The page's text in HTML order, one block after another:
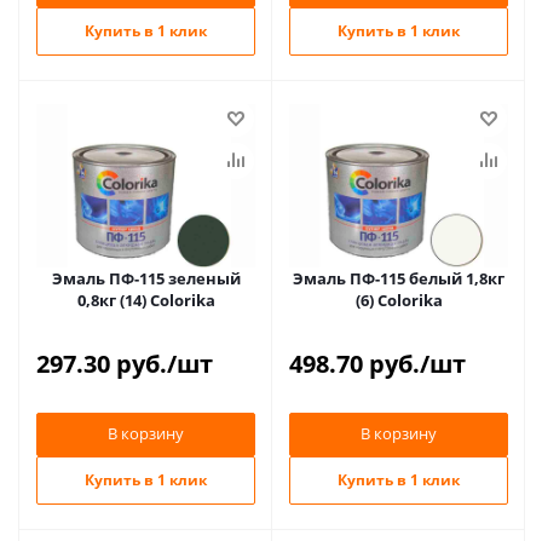
Купить в 1 клик Купить в 1 клик
Эмаль ПФ-115 зеленый
0,8кг (14) Colorika
297.30 руб./шт
В корзину
Купить в 1 клик
Эмаль ПФ-115 белый 1,8кг
(6) Colorika
498.70 руб./шт
В корзину
Купить в 1 клик